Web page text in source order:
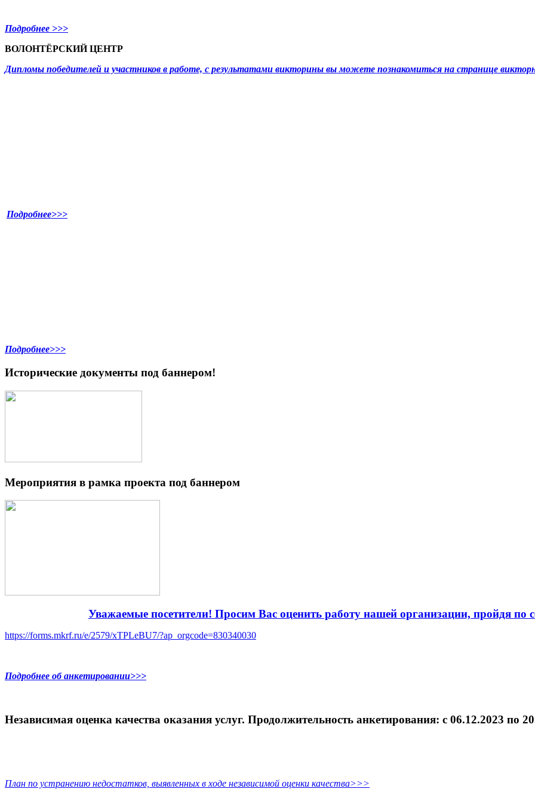
Подробнее >>>
ВОЛОНТЁРСКИЙ ЦЕНТР
Дипломы победителей и участников в работе, с результатами викторины вы можете познакомиться на странице
Подробнее>>>
Подробнее>>>
Исторические документы под баннером!
Мероприятия в рамка проекта под баннером
Уважаемые посетители! Просим Вас оценить работу нашей организации, пройдя по
https://forms.mkrf.ru/e/2579/xTPLeBU7/?ap_orgcode=830340030
Подробнее об анкетировании>>>
Независимая оценка качества оказания услуг. Продолжительность анкетирования: c 06.12.2023 по
План по устранению недостатков, выявленных в ходе независимой оценки качества>>>